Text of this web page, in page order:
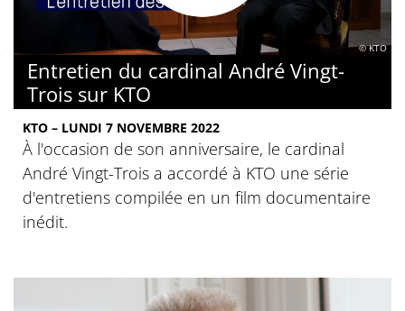
© KTO
Entretien du cardinal André Vingt-
Trois sur KTO
KTO – LUNDI 7 NOVEMBRE 2022
À l'occasion de son anniversaire, le cardinal
André Vingt-Trois a accordé à KTO une série
d'entretiens compilée en un film documentaire
inédit.